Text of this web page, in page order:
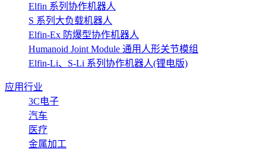
Elfin 系列协作机器人
S 系列大负载机器人
Elfin-Ex 防爆型协作机器人
Humanoid Joint Module 通用人形关节模组
Elfin-Li、S-Li 系列协作机器人(锂电版)
应用行业
3C电子
汽车
医疗
金属加工